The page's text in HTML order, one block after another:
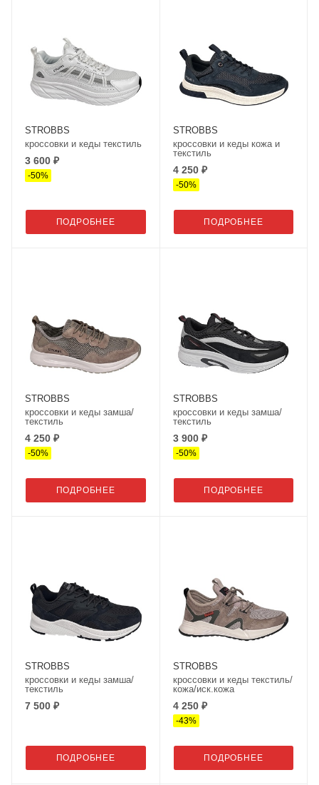
STROBBS
кроссовки и кеды текстиль
3 600 ₽
-50%
ПОДРОБНЕЕ
STROBBS
кроссовки и кеды кожа и
текстиль
4 250 ₽
-50%
ПОДРОБНЕЕ
STROBBS
кроссовки и кеды замша/
текстиль
4 250 ₽
-50%
ПОДРОБНЕЕ
STROBBS
кроссовки и кеды замша/
текстиль
3 900 ₽
-50%
ПОДРОБНЕЕ
STROBBS
кроссовки и кеды замша/
текстиль
7 500 ₽
ПОДРОБНЕЕ
STROBBS
кроссовки и кеды текстиль/
кожа/иск.кожа
4 250 ₽
-43%
ПОДРОБНЕЕ